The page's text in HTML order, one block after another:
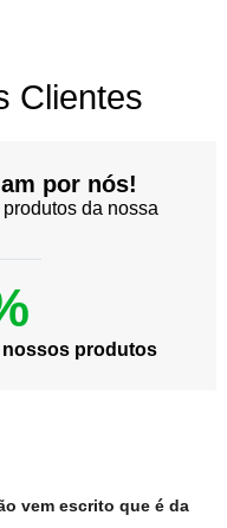
Clientes
por nós!
da nossa
produtos
vem escrito que é da